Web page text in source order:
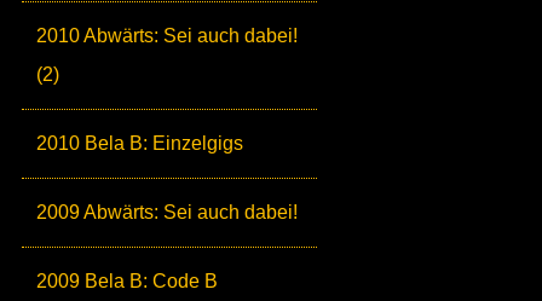
2010 Abwärts: Sei auch dabei!
(2)
2010 Bela B: Einzelgigs
2009 Abwärts: Sei auch dabei!
2009 Bela B: Code B